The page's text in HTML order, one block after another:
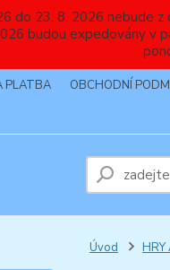
do 23. 8. 2026 nebude
budou expedovány v
PLATBA OBCHODNÍ
Úvod HRY